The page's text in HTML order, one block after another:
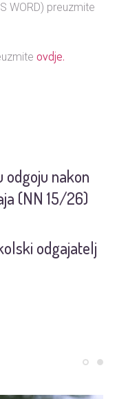
WORD) preuzmite
ovdje.
odgoju nakon
(NN 15/26)
odgajatelj